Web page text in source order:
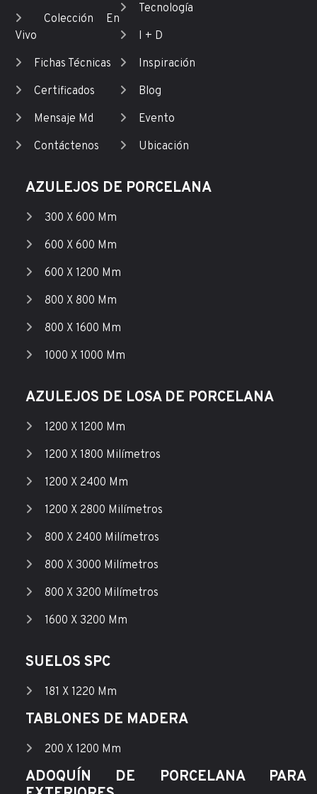
Colección En
Vivo
Fichas Técnicas
Certificados
Mensaje Md
Contáctenos
Tecnología
I + D
Inspiración
Blog
Evento
Ubicación
AZULEJOS DE PORCELANA
300 X 600 Mm
600 X 600 Mm
600 X 1200 Mm
800 X 800 Mm
800 X 1600 Mm
1000 X 1000 Mm
AZULEJOS DE LOSA DE PORCELANA
1200 X 1200 Mm
1200 X 1800 Milímetros
1200 X 2400 Mm
1200 X 2800 Milímetros
800 X 2400 Milímetros
800 X 3000 Milímetros
800 X 3200 Milímetros
1600 X 3200 Mm
SUELOS SPC
181 X 1220 Mm
TABLONES DE MADERA
200 X 1200 Mm
ADOQUÍN DE PORCELANA PARA